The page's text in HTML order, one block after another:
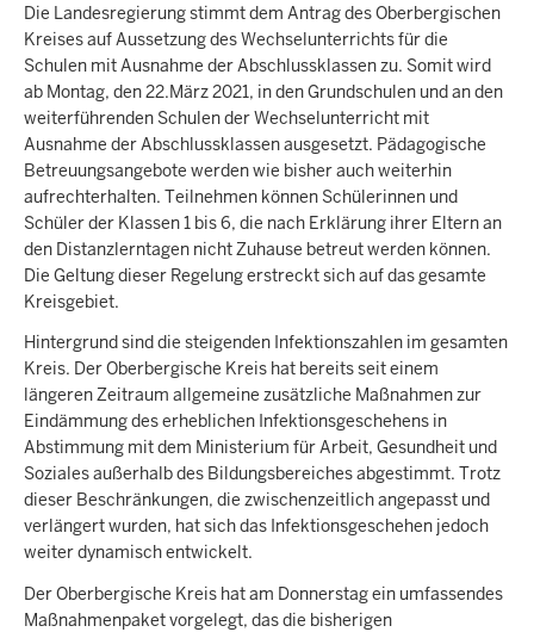
Die Landesregierung stimmt dem Antrag des Oberbergischen
Kreises auf Aussetzung des Wechselunterrichts für die
Schulen mit Ausnahme der Abschlussklassen zu. Somit wird
ab Montag, den 22.März 2021, in den Grundschulen und an den
weiterführenden Schulen der Wechselunterricht mit
Ausnahme der Abschlussklassen ausgesetzt. Pädagogische
Betreuungsangebote werden wie bisher auch weiterhin
aufrechterhalten. Teilnehmen können Schülerinnen und
Schüler der Klassen 1 bis 6, die nach Erklärung ihrer Eltern an
den Distanzlerntagen nicht Zuhause betreut werden können.
Die Geltung dieser Regelung erstreckt sich auf das gesamte
Kreisgebiet.
Hintergrund sind die steigenden Infektionszahlen im gesamten
Kreis. Der Oberbergische Kreis hat bereits seit einem
längeren Zeitraum allgemeine zusätzliche Maßnahmen zur
Eindämmung des erheblichen Infektionsgeschehens in
Abstimmung mit dem Ministerium für Arbeit, Gesundheit und
Soziales außerhalb des Bildungsbereiches abgestimmt. Trotz
dieser Beschränkungen, die zwischenzeitlich angepasst und
verlängert wurden, hat sich das Infektionsgeschehen jedoch
weiter dynamisch entwickelt.
Der Oberbergische Kreis hat am Donnerstag ein umfassendes
Maßnahmenpaket vorgelegt, das die bisherigen